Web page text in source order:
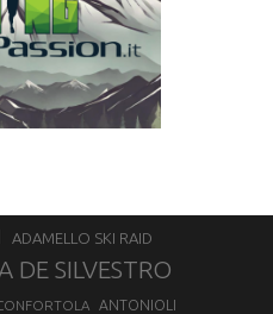
ADAMELLO SKI RAID
DE SILVESTRO
ANTONIOLI